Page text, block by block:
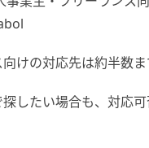
けの対応先は約半数ま
したい場合も、対応